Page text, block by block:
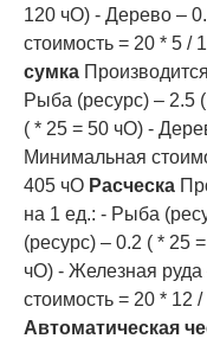
120 чО) - Дерево –
стоимость = 20 * 5 /
сумка
Рыба (ресурс) – 2.5
( * 25 = 50 чО) -
Минимальная
405 чО Расческа
на 1 ед.: - Рыба
(ресурс) – 0.2 ( * 25
чО) - Железная
стоимость = 20 * 12
Автоматическая